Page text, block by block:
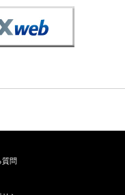
質問